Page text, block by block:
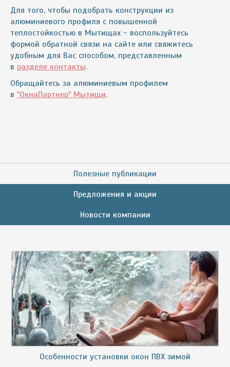
Для того, чтобы подобрать конструкции из
алюминиевого профиля с повышенной
теплостойкостью в Мытищах - воспользуйтесь
формой обратной связи на сайте или свяжитесь
удобным для Вас способом, представленным
в разделе контакты.
Обращайтесь за алюминиевым профилем
в "ОкнаПартнер" Мытищи.
Полезные публикации
Предложения и акции
Новости компании
Особенности установки окон ПВХ зимой